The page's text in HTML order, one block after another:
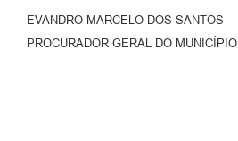
EVANDRO MARCELO DOS SANTOS
PROCURADOR GERAL DO MUNICÍPIO